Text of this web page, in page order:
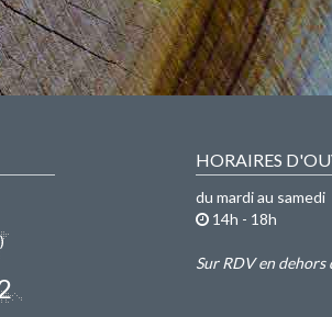
HORAIRES
du mardi au samedi
14h - 18h
Sur RDV en dehors